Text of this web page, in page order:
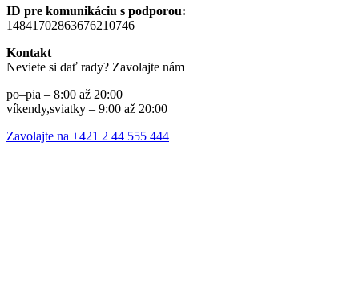
ID pre komunikáciu s podporou:
14841702863676210746
Kontakt
Neviete si dať rady? Zavolajte nám
po–pia – 8:00 až 20:00
víkendy,sviatky – 9:00 až 20:00
Zavolajte na +421 2 44 555 444